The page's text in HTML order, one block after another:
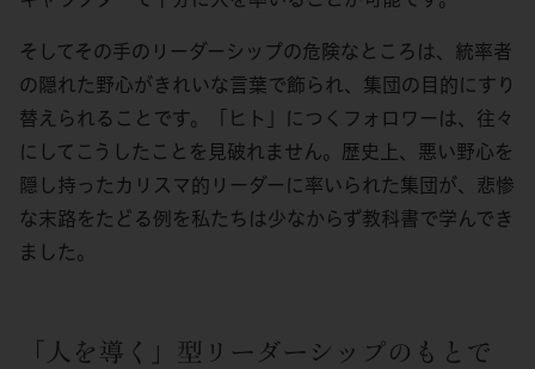
そしてその手のリーダーシップの危険なところは、統率者
の隠れた野心がきれいな言葉で飾られ、集団の目的にすり
替えられることです。「ヒト」につくフォロワーは、往々
にしてこうしたことを見破れません。歴史上、悪い野心を
隠し持ったカリスマ的リーダーに率いられた集団が、悲惨
な末路をたどる例を私たちは少なからず教科書で学んでき
ました。
「人を導く」型リーダーシップのもとで